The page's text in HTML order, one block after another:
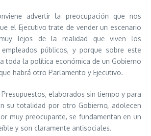
advertir la preocupación que nos
el Ejecutivo trate de vender un escenario
lejos de la realidad que viven los
públicos, y porque sobre este
toda la política económica de un Gobierno
habrá otro Parlamento y Ejecutivo.
elaborados sin tiempo y para
su totalidad por otro Gobierno, adolecen
muy preocupante, se fundamentan en un
y son claramente antisociales.